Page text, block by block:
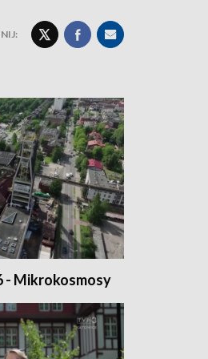
- Mikrokosmosy